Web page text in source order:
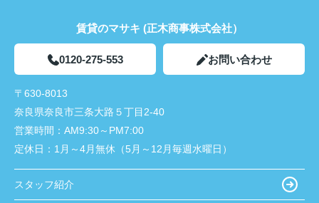
賃貸のマサキ (正木商事株式会社）
0120-275-553 お問い合わせ
〒630-8013
奈良県奈良市三条大路５丁目2-40
営業時間： AM9:30～PM7:00
定休日： 1月～4月無休（5月～12月毎週水曜日）
スタッフ紹介